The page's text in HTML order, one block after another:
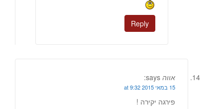
Reply
אווה says:
15 במאי 2015 at 9:32
פירגה יקירה !